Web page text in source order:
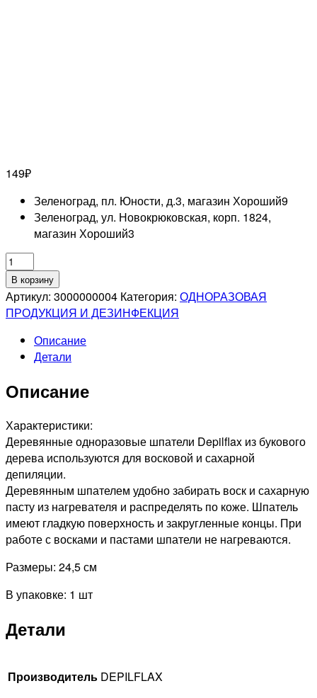
149₽
Зеленоград, пл. Юности, д.3, магазин Хороший9
Зеленоград, ул. Новокрюковская, корп. 1824,
магазин Хороший3
Количество
товара
DEPILFLAX
PROFESSIONNEL
большой,
бук,
24,5
1штука
В корзину
Артикул: 3000000004 Категория: ОДНОРАЗОВАЯ
ПРОДУКЦИЯ И ДЕЗИНФЕКЦИЯ
Описание
Детали
Описание
Характеристики:
Деревянные одноразовые шпатели Depilflax из букового
дерева используются для восковой и сахарной
депиляции.
Деревянным шпателем удобно забирать воск и сахарную
пасту из нагревателя и распределять по коже. Шпатель
имеют гладкую поверхность и закругленные концы. При
работе с восками и пастами шпатели не нагреваются.
Размеры: 24,5 см
В упаковке: 1 шт
Детали
Производитель DEPILFLAX